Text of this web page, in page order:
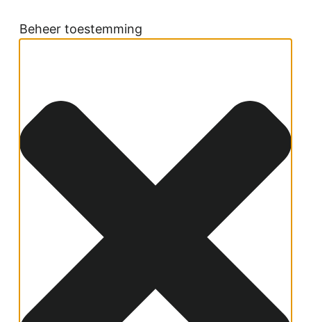
Beheer toestemming